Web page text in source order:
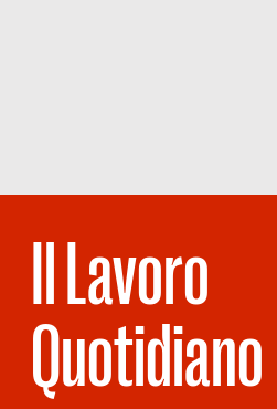
Il Lavoro
Quotidiano